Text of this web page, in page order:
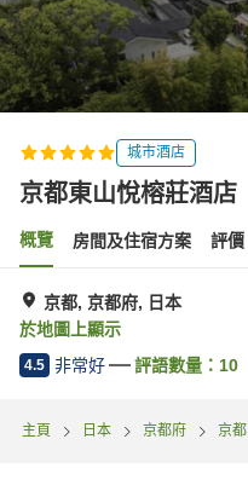
城市酒店
京都東山悅榕莊酒店
概覽 房間及住宿方案 評價
京都, 京都府, 日本
於地圖上顯示
4.5 非常好 評語數量： 10
主頁 日本 京都府 京都